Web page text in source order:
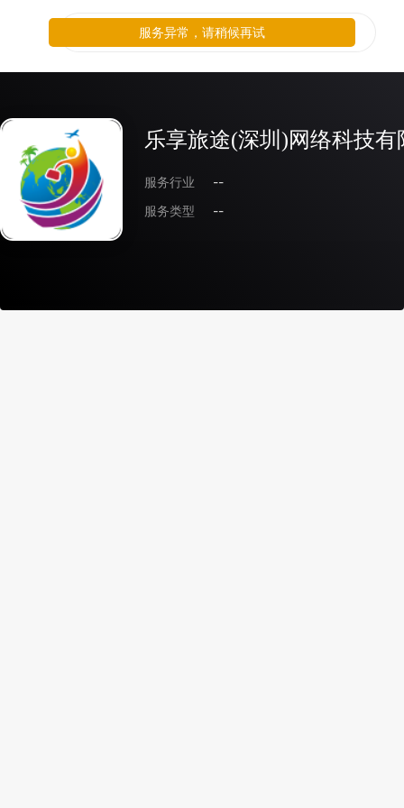
乐享旅途(深圳)网络科技有
服务行业
--
服务类型
--
服务异常，请稍候再试